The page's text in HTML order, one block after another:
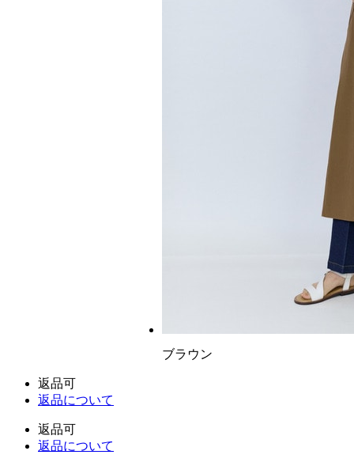
ブラウン
返品可
返品について
返品可
返品について